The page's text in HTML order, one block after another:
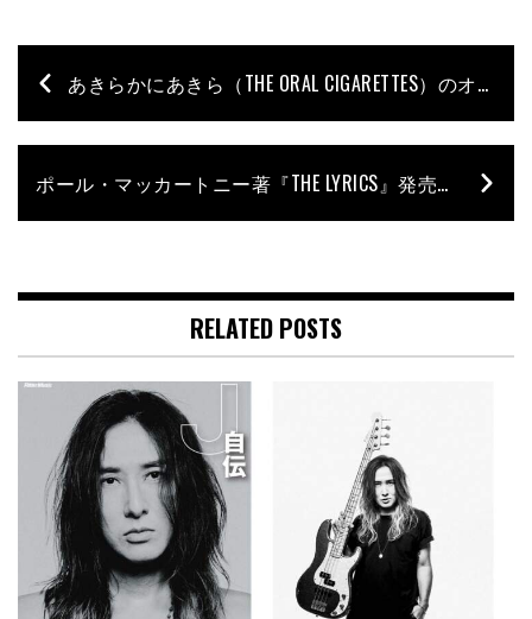
あきらかにあきら（THE ORAL CIGARETTES）のオンライン・ベース塾、第13回の開催が決定！
ポール・マッカートニー著『THE LYRICS』発売記念のトーク・イベントが開催！ 登壇者は杉真理とカンケ。
RELATED POSTS